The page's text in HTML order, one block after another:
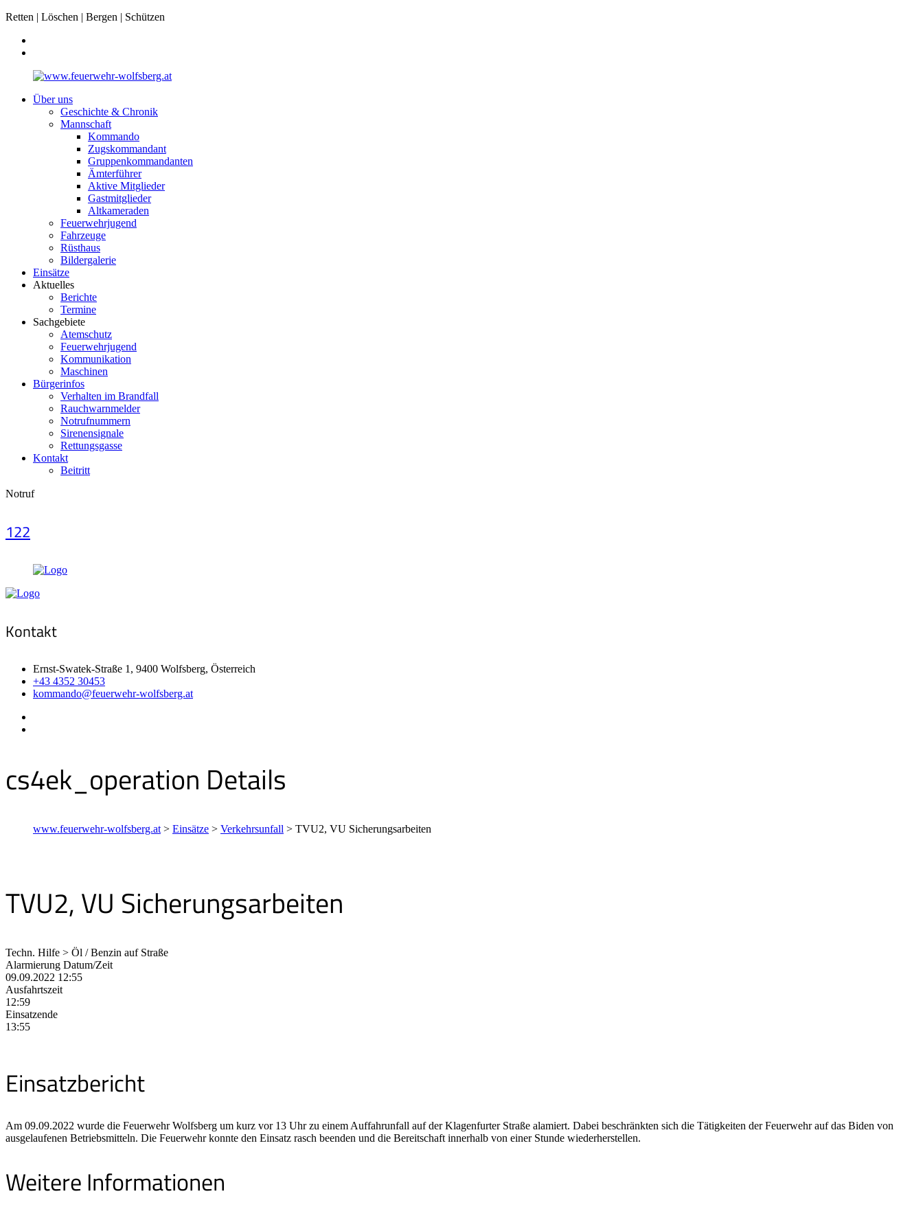
Retten | Löschen | Bergen | Schützen
Über uns
Geschichte & Chronik
Mannschaft
Kommando
Zugskommandant
Gruppenkommandanten
Ämterführer
Aktive Mitglieder
Gastmitglieder
Altkameraden
Feuerwehrjugend
Fahrzeuge
Rüsthaus
Bildergalerie
Einsätze
Aktuelles
Berichte
Termine
Sachgebiete
Atemschutz
Feuerwehrjugend
Kommunikation
Maschinen
Bürgerinfos
Verhalten im Brandfall
Rauchwarnmelder
Notrufnummern
Sirenensignale
Rettungsgasse
Kontakt
Beitritt
Notruf
122
Kontakt
Ernst-Swatek-Straße 1, 9400 Wolfsberg, Österreich
+43 4352 30453
kommando@feuerwehr-wolfsberg.at
cs4ek_operation Details
www.feuerwehr-wolfsberg.at > Einsätze > Verkehrsunfall > TVU2, VU Sicherungsarbeiten
TVU2, VU Sicherungsarbeiten
Techn. Hilfe > Öl / Benzin auf Straße
Alarmierung Datum/Zeit
09.09.2022 12:55
Ausfahrtszeit
12:59
Einsatzende
13:55
Einsatzbericht
Am 09.09.2022 wurde die Feuerwehr Wolfsberg um kurz vor 13 Uhr zu einem Auffahrunfall auf der Klagenfurter Straße alamiert. Dabei beschränkten sich die Tätigkeiten der Feuerwehr auf das Biden von
ausgelaufenen Betriebsmitteln. Die Feuerwehr konnte den Einsatz rasch beenden und die Bereitschaft innerhalb von einer Stunde wiederherstellen.
Weitere Informationen